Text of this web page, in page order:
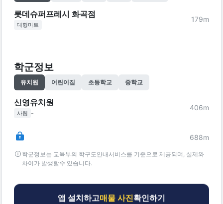
롯데슈퍼프레시 화곡점
대형마트
179m
학군정보
유치원 어린이집 초등학교 중학교
신영유치원
사립 -
406m
688m
학군정보는 교육부의 학구도안내서비스를 기준으로 제공되며, 실제와
차이가 발생할수 있습니다.
앱 설치하고매물 사진확인하기